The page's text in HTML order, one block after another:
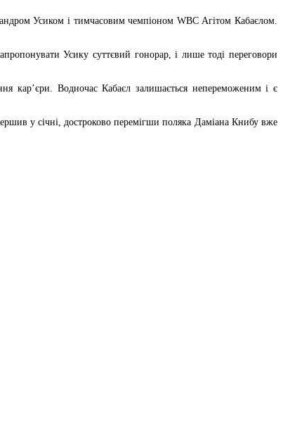
Усиком і тимчасовим чемпіоном WBC Агітом Кабаєлом.
Усику суттєвий гонорар, і лише тоді переговори
кар’єри. Водночас Кабаєл залишається непереможеним і є
у січні, достроково перемігши поляка Даміана Книбу вже